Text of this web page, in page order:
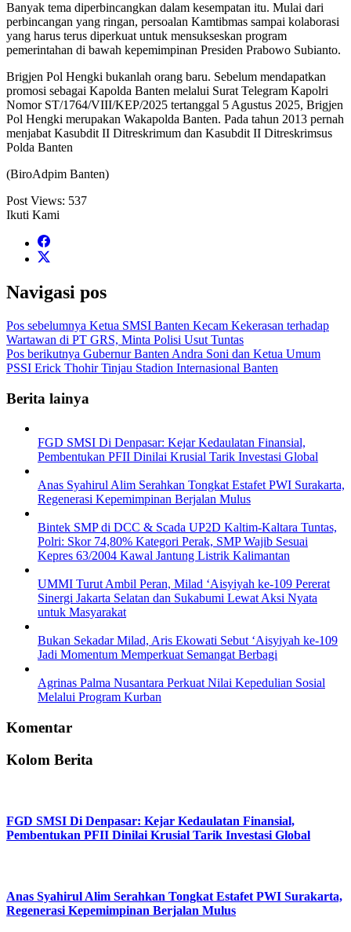
Banyak tema diperbincangkan dalam kesempatan itu. Mulai dari
perbincangan yang ringan, persoalan Kamtibmas sampai kolaborasi
yang harus terus diperkuat untuk mensukseskan program
pemerintahan di bawah kepemimpinan Presiden Prabowo Subianto.
Brigjen Pol Hengki bukanlah orang baru. Sebelum mendapatkan
promosi sebagai Kapolda Banten melalui Surat Telegram Kapolri
Nomor ST/1764/VIII/KEP/2025 tertanggal 5 Agustus 2025, Brigjen
Pol Hengki merupakan Wakapolda Banten. Pada tahun 2013 pernah
menjabat Kasubdit II Ditreskrimum dan Kasubdit II Ditreskrimsus
Polda Banten
(BiroAdpim Banten)
Post Views: 537
Ikuti Kami
Navigasi pos
Pos sebelumnya ‎Ketua SMSI Banten Kecam Kekerasan terhadap
Wartawan di PT GRS, Minta Polisi Usut Tuntas
Pos berikutnya Gubernur Banten Andra Soni dan Ketua Umum
PSSI Erick Thohir Tinjau Stadion Internasional Banten
Berita lainya
FGD SMSI Di Denpasar: Kejar Kedaulatan Finansial,
Pembentukan PFII Dinilai Krusial Tarik Investasi Global
Anas Syahirul Alim Serahkan Tongkat Estafet PWI Surakarta,
Regenerasi Kepemimpinan Berjalan Mulus
Bintek SMP di DCC & Scada UP2D Kaltim-Kaltara Tuntas,
Polri: Skor 74,80% Kategori Perak, SMP Wajib Sesuai
Kepres 63/2004 Kawal Jantung Listrik Kalimantan
UMMI Turut Ambil Peran, Milad ‘Aisyiyah ke-109 Pererat
Sinergi Jakarta Selatan dan Sukabumi Lewat Aksi Nyata
untuk Masyarakat
Bukan Sekadar Milad, Aris Ekowati Sebut ‘Aisyiyah ke-109
Jadi Momentum Memperkuat Semangat Berbagi
Agrinas Palma Nusantara Perkuat Nilai Kepedulian Sosial
Melalui Program Kurban
Komentar
Kolom Berita
FGD SMSI Di Denpasar: Kejar Kedaulatan Finansial,
Pembentukan PFII Dinilai Krusial Tarik Investasi Global
Anas Syahirul Alim Serahkan Tongkat Estafet PWI Surakarta,
Regenerasi Kepemimpinan Berjalan Mulus